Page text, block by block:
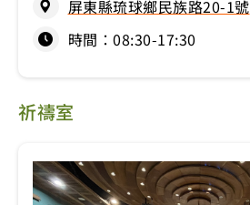
屏東縣琉球鄉民族路20-1號
時間：08:30-17:30
祈禱室